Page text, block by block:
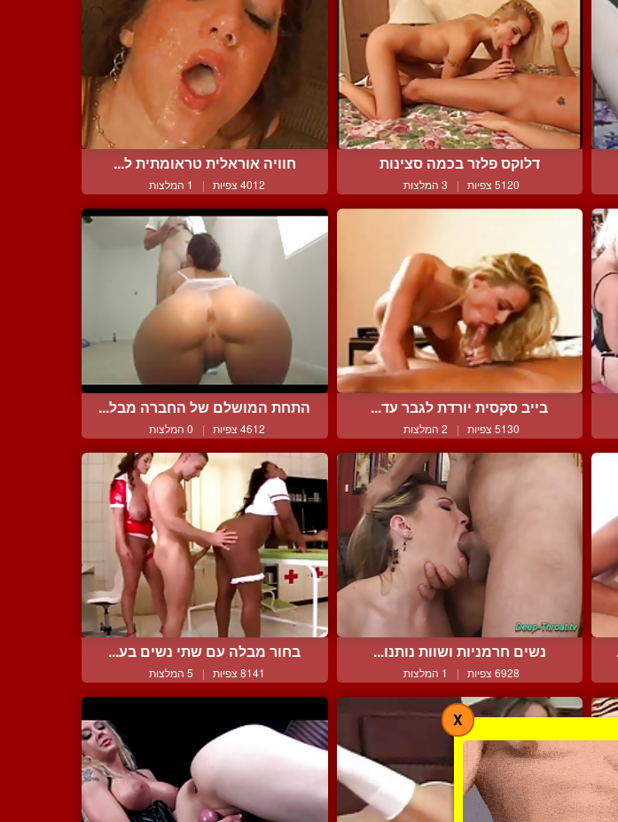
דלוקס פלזר בכמה סצינות
5120 צפיות | 3 המלצות
חוויה אוראלית טראומתית ל...
4012 צפיות | 1 המלצות
בייב סקסית יורדת לגבר עד...
5130 צפיות | 2 המלצות
התחת המושלם של החברה מבל...
4612 צפיות | 0 המלצות
נשים חרמניות ושוות נותנו...
6928 צפיות | 1 המלצות
בחור מבלה עם שתי נשים בע...
8141 צפיות | 5 המלצות
X